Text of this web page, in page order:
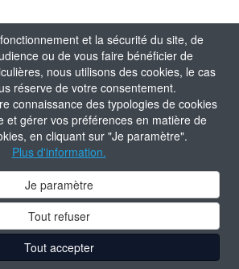
et la sécurité du site, de
ou de vous faire bénéficier de
nous utilisons des cookies, le cas
réserve de votre consentement.
connaissance des typologies de cookies
et gérer vos préférences en matière de
en cliquant sur "Je paramètre".
Plus d'information.
Je paramètre
Tout refuser
Tout accepter